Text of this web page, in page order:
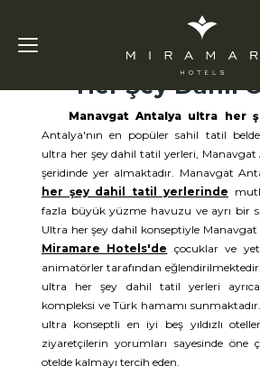
Manavgat
Her Şey Dahil
Manavgat Antalya ultra her
Antalya'nın en popüler sahil tatil
ultra her şey dahil tatil yerleri, Manavgat
şeridinde yer almaktadır. Manavgat
her şey dahil tatil yerlerinde
fazla büyük yüzme havuzu ve ayrı bir
Ultra her şey dahil konseptiyle
Miramare Hotels'de çocuklar ve
animatörler tarafından
ultra her şey dahil tatil yerleri
kompleksi ve Türk hamamı
ultra konseptli en iyi beş yıldızlı
ziyaretçilerin yorumları sayesinde öne
otelde kalmayı tercih eden.